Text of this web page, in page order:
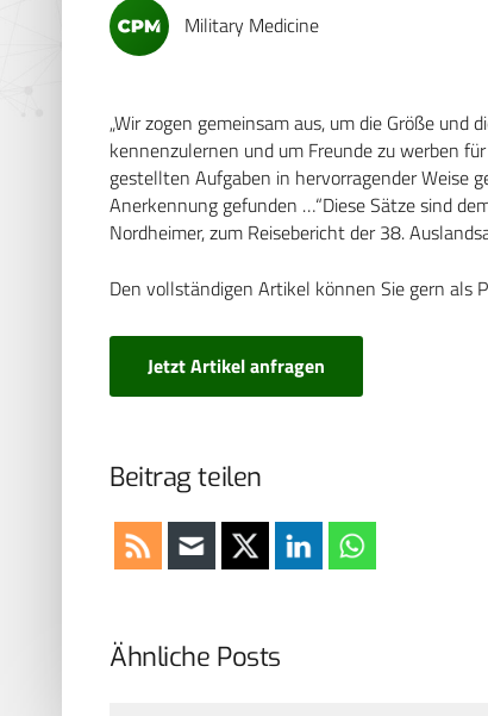
Military Medicine
„Wir zogen gemeinsam aus, um die Größe
kennenzulernen und um Freunde zu werben
gestellten Aufgaben in hervorragender Weise
Anerkennung gefunden …“Diese Sätze sind
Nordheimer, zum Reisebericht der 38.
Den vollständigen Artikel können Sie gern als
Jetzt Artikel anfragen
Beitrag teilen
Ähnliche Posts